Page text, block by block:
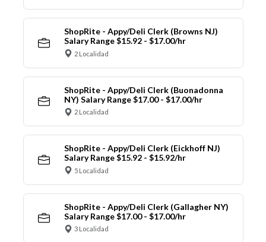
ShopRite - Appy/Deli Clerk (Browns NJ)
Salary Range $15.92 - $17.00/hr
2 Localidad
ShopRite - Appy/Deli Clerk (Buonadonna
NY) Salary Range $17.00 - $17.00/hr
2 Localidad
ShopRite - Appy/Deli Clerk (Eickhoff NJ)
Salary Range $15.92 - $15.92/hr
5 Localidad
ShopRite - Appy/Deli Clerk (Gallagher NY)
Salary Range $17.00 - $17.00/hr
3 Localidad